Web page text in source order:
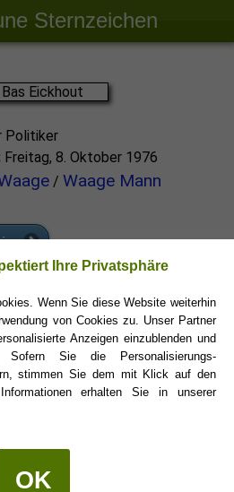
Sternzeichen
Politiker
Freitag, 8. Oktober 1976
/ Waage Mann
Ihre Privatsphäre
Wenn Sie diese Website weiterhin
von Cookies zu. Unser Partner
Anzeigen einzublenden und
Sofern Sie die Personalisierungs-
stimmen Sie dem mit Klick auf den
erhalten Sie in unserer
OK